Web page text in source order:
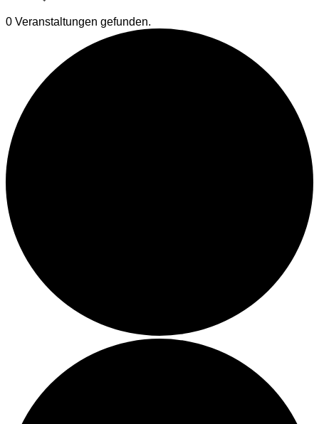
0 Veranstaltungen gefunden.